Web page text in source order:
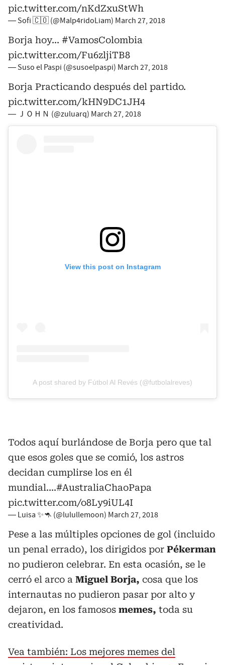
pic.twitter.com/nKdZxuStWh
— Sofi 🇨🇴 (@Malp4ridoLiam) March 27, 2018
Borja hoy... #VamosColombia
pic.twitter.com/Fu6zljiTB8
— Suso el Paspi (@susoelpaspi) March 27, 2018
Borja Practicando después del partido.
pic.twitter.com/kHN9DC1JH4
— ＪＯＨＮ (@zuluarq) March 27, 2018
View this post on Instagram
A post shared by Fútbol Al Revés (@futbolalreves)
Todos aquí burlándose de Borja pero que tal
que esos goles que se comió, los astros
decidan cumplirse los en él
mundial....#AustraliaChaoPapa
pic.twitter.com/o8Ly9iUL4I
— Luisa ✨🦘 (@lulullemoon) March 27, 2018
Pese a las múltiples opciones de gol (incluido
un penal errado), los dirigidos por Pékerman
no pudieron celebrar. En esta ocasión, se le
cerró el arco a Miguel Borja, cosa que los
internautas no pudieron pasar por alto y
dejaron, en los famosos memes, toda su
creatividad.
Vea también: Los mejores memes del